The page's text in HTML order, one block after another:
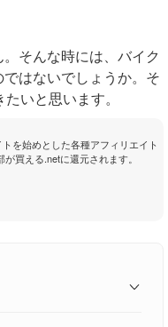
そんな時には、バイク
はないでしょうか。そ
いと思います。
を始めとした各種アフィリエイト
買える.netに還元されます。